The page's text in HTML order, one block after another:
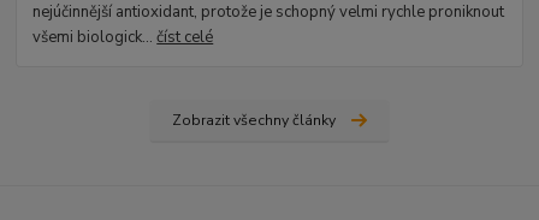
nejúčinnější antioxidant, protože je schopný velmi rychle proniknout
všemi biologick...číst celé
Zobrazit všechny články